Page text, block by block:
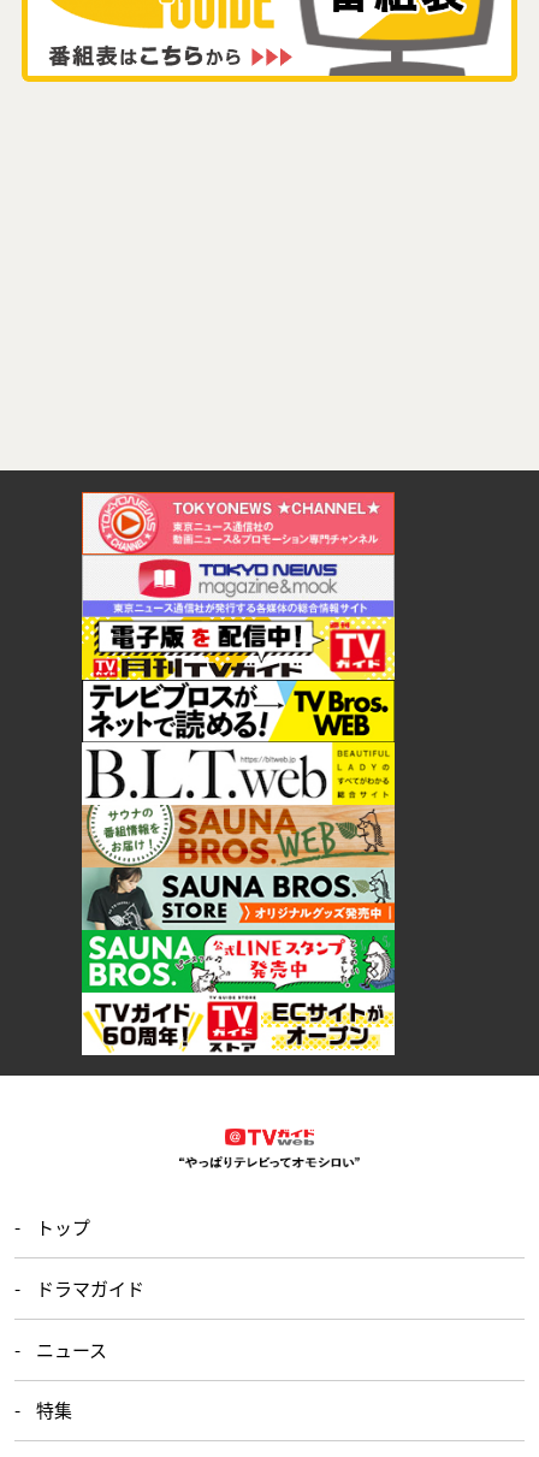
トップ
ドラマガイド
ニュース
特集